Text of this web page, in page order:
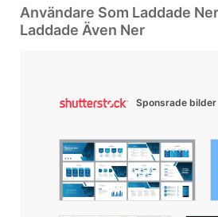
Användare Som Laddade
Laddade Även Ner
Sponsrade bilder